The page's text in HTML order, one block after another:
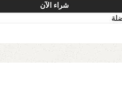
شراء الآن